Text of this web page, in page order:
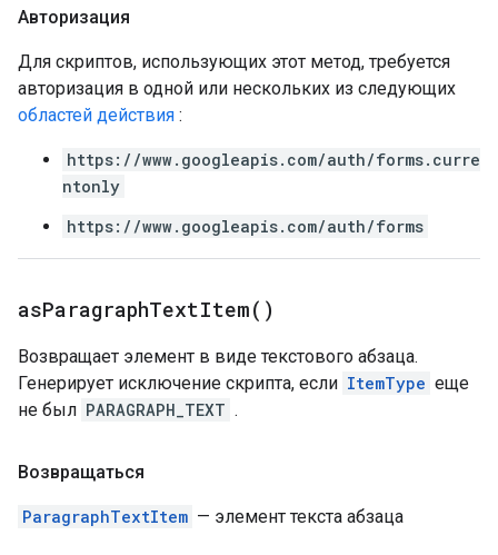
Авторизация
Для скриптов, использующих этот метод, требуется
авторизация в одной или нескольких из следующих
областей действия :
https://www.googleapis.com/auth/forms.curre
ntonly
https://www.googleapis.com/auth/forms
asParagraphTextItem( )
Возвращает элемент в виде текстового абзаца.
Генерирует исключение скрипта, если ItemType еще
не был PARAGRAPH_TEXT .
Возвращаться
ParagraphTextItem — элемент текста абзаца